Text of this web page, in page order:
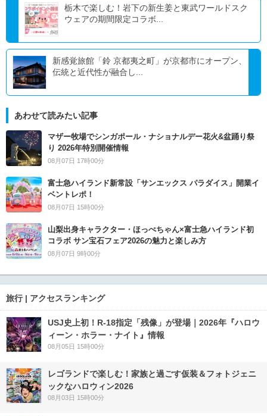
栃木で楽しむ！岩下の新生姜と東武ワールドスク
ウェアの期間限定コラボ...
新感覚旅館「鈴 京都夷之町」が京都市にオープン、
伝統と近代性が融合し...
あわせて読みたい記事
マザー牧場でシンガポール・ナショナルデー花火&盆踊り祭
り 2026年特別開催情報
08月07日 17時00分
富士急ハイランド新常設「サンエックス パラダイス」開業イ
ベントレポ！
08月07日 15時00分
山梨出身キャラクター・ほっぺちゃん×富士急ハイランド初
コラボ サン宝石フェア2026の魅力と楽しみ方
08月07日 9時00分
旅行 | アクセスランキング
USJ史上初！R-18指定「残像」が登場｜2026年『ハロウ
ィーン・ホラー・ナイト』情報
08月05日 15時00分
レゴランドで楽しむ！家族と過ごす仮装＆フォトジェニ
ックなハロウィン2026
08月03日 15時00分